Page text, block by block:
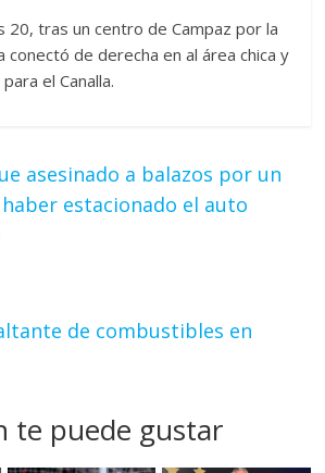
20, tras un centro de Campaz por la
conectó de derecha en al área chica y
el Canalla.
asesinado a balazos por un
estacionado el auto
de combustibles en
te puede gustar